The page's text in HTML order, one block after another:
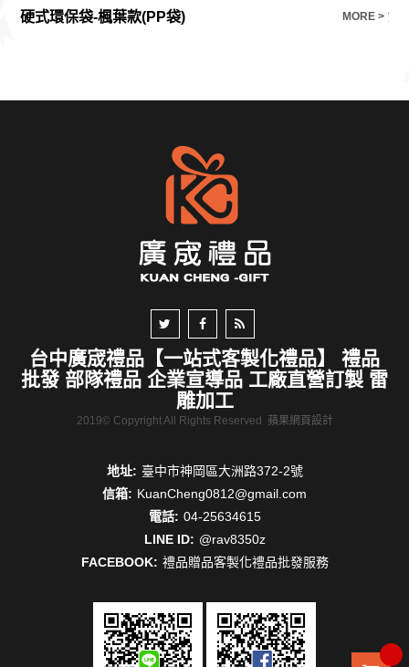
硬式環保袋-楓葉款(PP袋) MORE > 鍋
台中廣宬禮品【一站式客製化禮品】 禮品
批發 部隊禮品 企業宣導品 工廠直營訂製 雷
雕加工
2019© Copyright All Rights Reserved 蘋果網頁設計
地址: 臺中市神岡區大洲路372-2號
信箱: KuanCheng0812@gmail.com
電話: 04-25634615
LINE ID: @rav8350z
FACEBOOK: 禮品贈品客製化禮品批發服務